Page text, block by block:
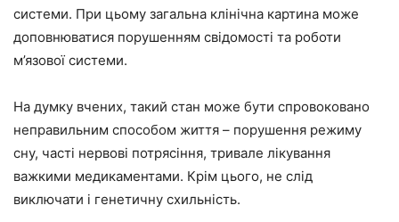
системи. При цьому загальна клінічна картина може
доповнюватися порушенням свідомості та роботи
м’язової системи.
На думку вчених, такий стан може бути спровоковано
неправильним способом життя – порушення режиму
сну, часті нервові потрясіння, тривале лікування
важкими медикаментами. Крім цього, не слід
виключати і генетичну схильність.